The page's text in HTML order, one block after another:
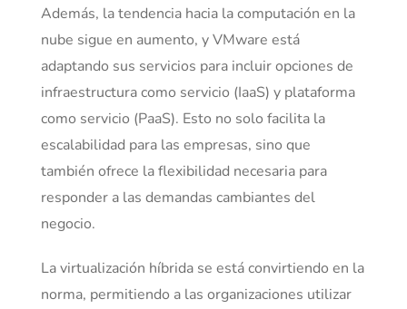
Además, la tendencia hacia la computación en la
nube sigue en aumento, y VMware está
adaptando sus servicios para incluir opciones de
infraestructura como servicio (IaaS) y plataforma
como servicio (PaaS). Esto no solo facilita la
escalabilidad para las empresas, sino que
también ofrece la flexibilidad necesaria para
responder a las demandas cambiantes del
negocio.
La virtualización híbrida se está convirtiendo en la
norma, permitiendo a las organizaciones utilizar